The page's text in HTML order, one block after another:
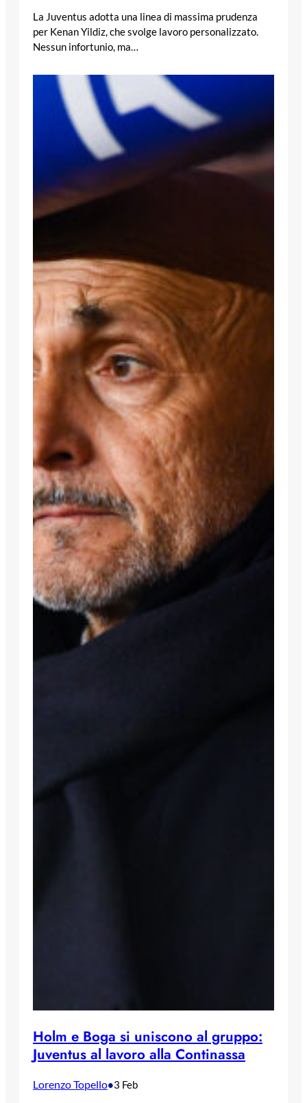
La Juventus adotta una linea di massima prudenza
per Kenan Yildiz, che svolge lavoro personalizzato.
Nessun infortunio, ma…
Holm e Boga si uniscono al gruppo:
Juventus al lavoro alla Continassa
Lorenzo Topello•3 Feb